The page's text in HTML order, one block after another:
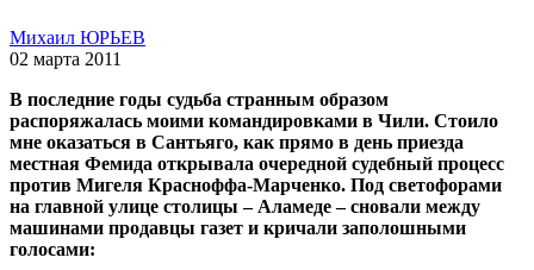
Михаил ЮРЬЕВ
02 марта 2011
В последние годы судьба странным образом
распоряжалась моими командировками в Чили. Стоило
мне оказаться в Сантьяго, как прямо в день приезда
местная Фемида открывала очередной судебный процесс
против Мигеля Красноффа-Марченко. Под светофорами
на главной улице столицы – Аламеде – сновали между
машинами продавцы газет и кричали заполошными
голосами: